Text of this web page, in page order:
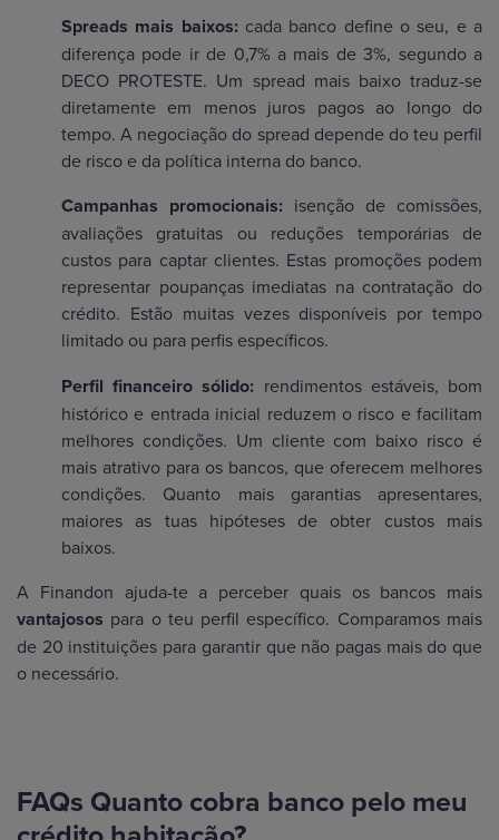
Spreads mais baixos: cada banco define o seu, e a
diferença pode ir de 0,7% a mais de 3%, segundo a
DECO PROTESTE. Um spread mais baixo traduz-se
diretamente em menos juros pagos ao longo do
tempo. A negociação do spread depende do teu perfil
de risco e da política interna do banco.
Campanhas promocionais: isenção de comissões,
avaliações gratuitas ou reduções temporárias de
custos para captar clientes. Estas promoções podem
representar poupanças imediatas na contratação do
crédito. Estão muitas vezes disponíveis por tempo
limitado ou para perfis específicos.
Perfil financeiro sólido: rendimentos estáveis, bom
histórico e entrada inicial reduzem o risco e facilitam
melhores condições. Um cliente com baixo risco é
mais atrativo para os bancos, que oferecem melhores
condições. Quanto mais garantias apresentares,
maiores as tuas hipóteses de obter custos mais
baixos.
A Finandon ajuda-te a perceber quais os bancos mais
vantajosos para o teu perfil específico. Comparamos mais
de 20 instituições para garantir que não pagas mais do que
o necessário.
FAQs Quanto cobra banco pelo meu